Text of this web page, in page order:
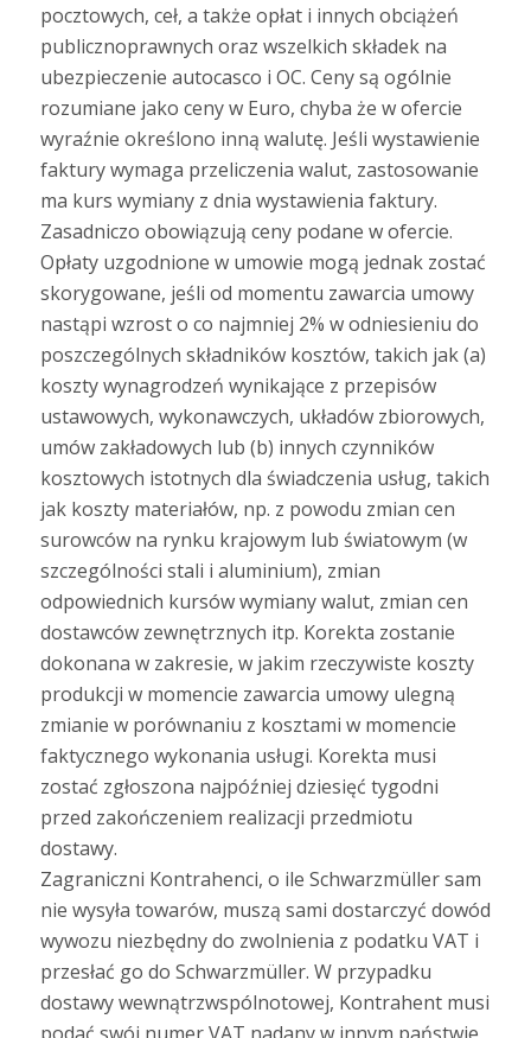
pocztowych, ceł, a także opłat i innych obciążeń
publicznoprawnych oraz wszelkich składek na
ubezpieczenie autocasco i OC. Ceny są ogólnie
rozumiane jako ceny w Euro, chyba że w ofercie
wyraźnie określono inną walutę. Jeśli wystawienie
faktury wymaga przeliczenia walut, zastosowanie
ma kurs wymiany z dnia wystawienia faktury.
Zasadniczo obowiązują ceny podane w ofercie.
Opłaty uzgodnione w umowie mogą jednak zostać
skorygowane, jeśli od momentu zawarcia umowy
nastąpi wzrost o co najmniej 2% w odniesieniu do
poszczególnych składników kosztów, takich jak (a)
koszty wynagrodzeń wynikające z przepisów
ustawowych, wykonawczych, układów zbiorowych,
umów zakładowych lub (b) innych czynników
kosztowych istotnych dla świadczenia usług, takich
jak koszty materiałów, np. z powodu zmian cen
surowców na rynku krajowym lub światowym (w
szczególności stali i aluminium), zmian
odpowiednich kursów wymiany walut, zmian cen
dostawców zewnętrznych itp. Korekta zostanie
dokonana w zakresie, w jakim rzeczywiste koszty
produkcji w momencie zawarcia umowy ulegną
zmianie w porównaniu z kosztami w momencie
faktycznego wykonania usługi. Korekta musi
zostać zgłoszona najpóźniej dziesięć tygodni
przed zakończeniem realizacji przedmiotu
dostawy.
Zagraniczni Kontrahenci, o ile Schwarzmüller sam
nie wysyła towarów, muszą sami dostarczyć dowód
wywozu niezbędny do zwolnienia z podatku VAT i
przesłać go do Schwarzmüller. W przypadku
dostawy wewnątrzwspólnotowej, Kontrahent musi
podać swój numer VAT nadany w innym państwie